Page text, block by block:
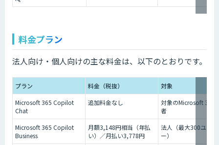
料金プラン
法人向け・個人向けの主な料金は、以下のとおりです。
プラン 料金（税抜）
対象
Microsoft 365 Copilot
Chat
追加料金なし
対象のMicrosoft 365
者
Microsoft 365 Copilot
Business
月額3,148円相当（年払
い）／月払い3,778円
法人（最大300ユーザ
ー）